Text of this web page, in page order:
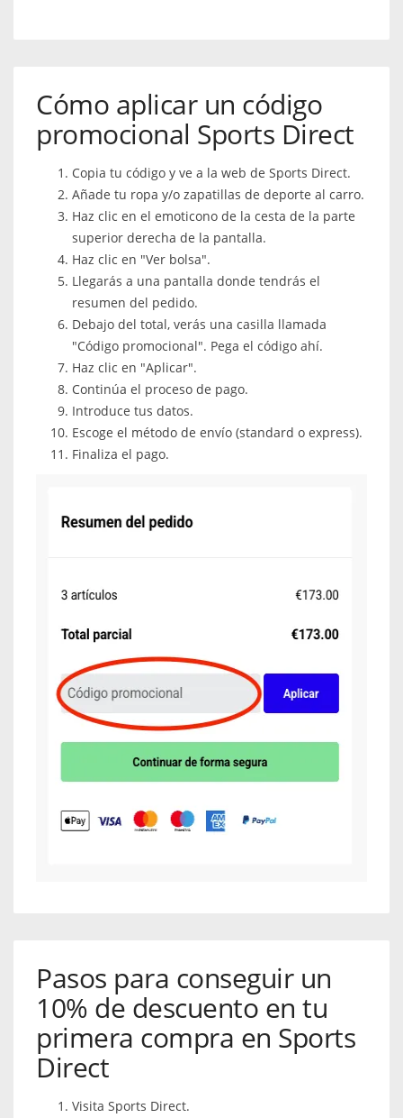
Cómo aplicar un código
promocional Sports Direct
Copia tu código y ve a la web de Sports Direct.
Añade tu ropa y/o zapatillas de deporte al carro.
Haz clic en el emoticono de la cesta de la parte
superior derecha de la pantalla.
Haz clic en "Ver bolsa".
Llegarás a una pantalla donde tendrás el
resumen del pedido.
Debajo del total, verás una casilla llamada
"Código promocional". Pega el código ahí.
Haz clic en "Aplicar".
Continúa el proceso de pago.
Introduce tus datos.
Escoge el método de envío (standard o express).
Finaliza el pago.
Pasos para conseguir un
10% de descuento en tu
primera compra en Sports
Direct
Visita Sports Direct.